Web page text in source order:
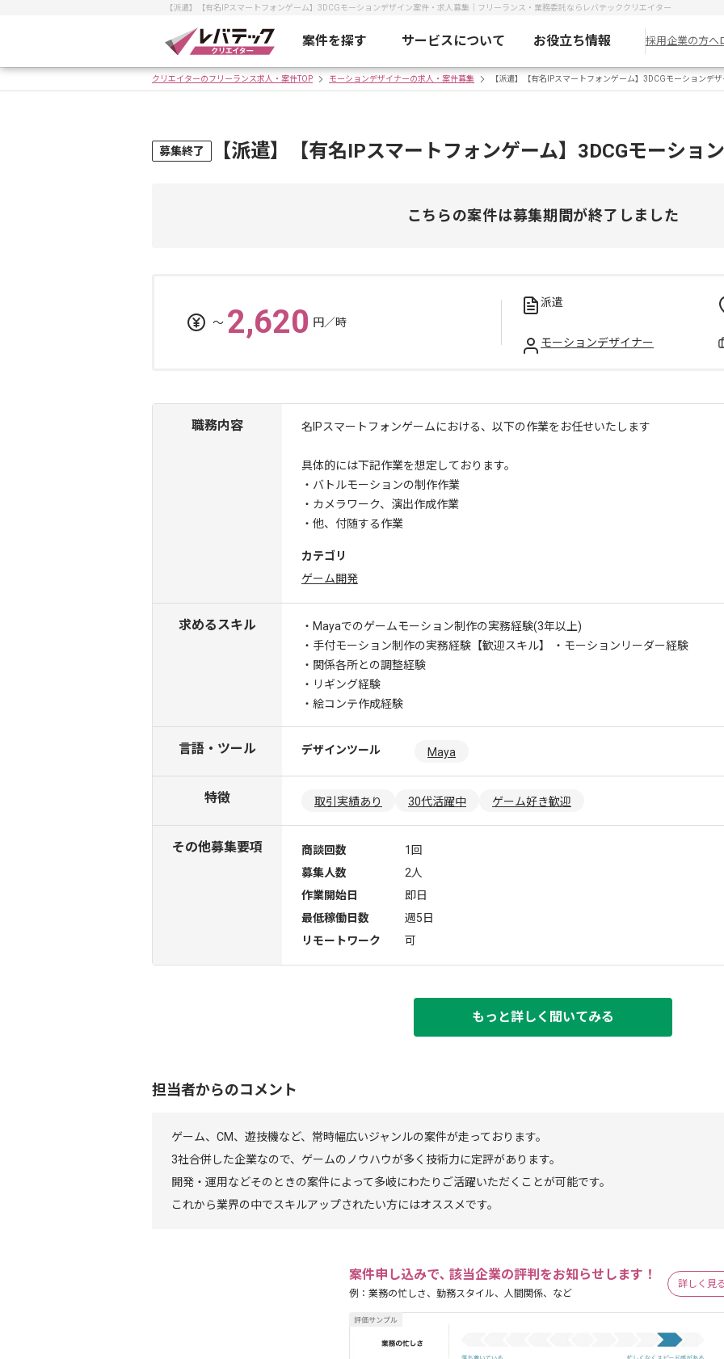
【派遣】【有名IPスマートフォンゲーム】3DCGモーションデザイン案件・求人募集｜フリーランス・業務委託ならレバテッククリエイター
案件を探す サービスについて お役立ち情報 採用企業の方へ
クリエイターのフリーランス求人・案件TOP モーションデザイナーの求人・案件募集 【派遣】【有名IPスマートフォンゲーム】3DCGモーションデ
募集終了 【派遣】【有名IPスマートフォンゲーム】3DCGモーショ
こちらの案件は募集期間が終了しました
〜 2,620 円／時
派遣
モーションデザイナー
職務内容 名IPスマートフォンゲームにおける、以下の作業をお任せいたします
具体的には下記作業を想定しております。
・バトルモーションの制作作業
・カメラワーク、演出作成作業
・他、付随する作業
カテゴリ
ゲーム開発
求めるスキル
・Mayaでのゲームモーション制作の実務経験(3年以上)
・手付モーション制作の実務経験 【歓迎スキル】 ・モーションリーダー経験
・関係各所との調整経験
・リギング経験
・絵コンテ作成経験
言語・ツール デザインツール Maya
特徴 取引実績あり 30代活躍中 ゲーム好き歓迎
その他募集要項 商談回数
1回
募集人数
2人
作業開始日
即日
最低稼働日数
週5日
リモートワーク
可
もっと詳しく聞いてみる
担当者からのコメント
ゲーム、CM、遊技機など、常時幅広いジャンルの案件が走っております。
3社合併した企業なので、ゲームのノウハウが多く技術力に定評があります。
開発・運用などそのときの案件によって多岐にわたりご活躍いただくことが可能です。
これから業界の中でスキルアップされたい方にはオススメです。
案件申し込みで､ 該当企業の評判をお知らせします！
例：業務の忙しさ、勤務スタイル、人間関係、など
詳しく見る